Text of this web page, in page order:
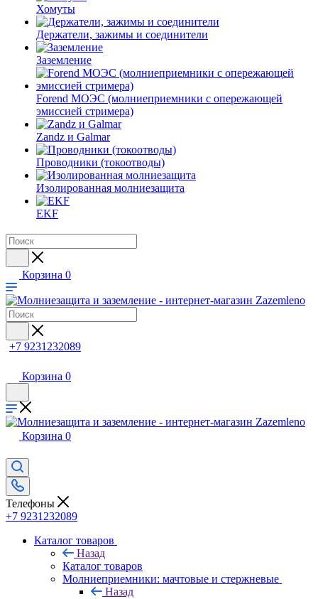
Хомуты
Держатели, зажимы и соединители
Заземление
Forend МОЭС (молниеприемники с опережающей
эмиссией стримера)
Zandz и Galmar
Проводники (токоотводы)
Изолированная молниезащита
EKF
Корзина 0
+7 9231232089
Корзина 0
Корзина 0
Телефоны
+7 9231232089
Каталог товаров
Назад
Каталог товаров
Молниеприемники: мачтовые и стержневые
Назад